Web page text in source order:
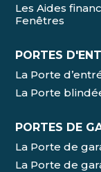
Les Aides
Fenêtres
PORTES
La Porte
La Porte
PORTES DE
La Porte de
La Porte de